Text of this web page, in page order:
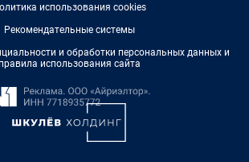
использования cookies
Рекомендательные системы
и обработки персональных данных и
правила использования сайта